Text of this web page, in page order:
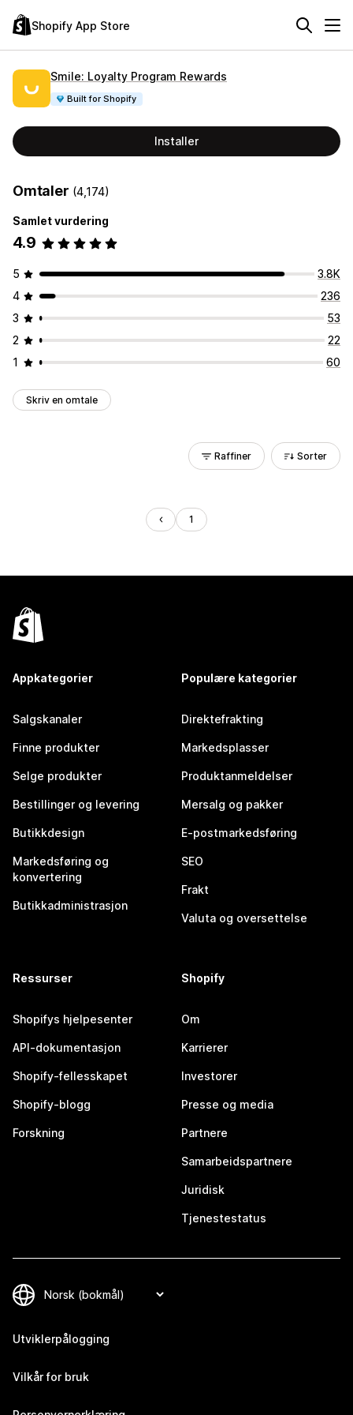
Shopify App Store
Smile: Loyalty Program Rewards
Built for Shopify
Installer
Omtaler (4,174)
Samlet vurdering
4.9
5
3.8K
4
236
3
53
2
22
1
60
Skriv en omtale
Raffiner Sorter
1
Appkategorier
Salgskanaler
Finne produkter
Selge produkter
Bestillinger og levering
Butikkdesign
Markedsføring og
konvertering
Butikkadministrasjon
Populære kategorier
Direktefrakting
Markedsplasser
Produktanmeldelser
Mersalg og pakker
E-postmarkedsføring
SEO
Frakt
Valuta og oversettelse
Ressurser
Shopifys hjelpesenter
API-dokumentasjon
Shopify-fellesskapet
Shopify-blogg
Forskning
Shopify
Om
Karrierer
Investorer
Presse og media
Partnere
Samarbeidspartnere
Juridisk
Tjenestestatus
Utviklerpålogging
Vilkår for bruk